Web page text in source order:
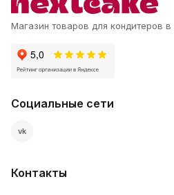
Магазин товаров для кондитеров в
Социальные сети
vk
Контакты